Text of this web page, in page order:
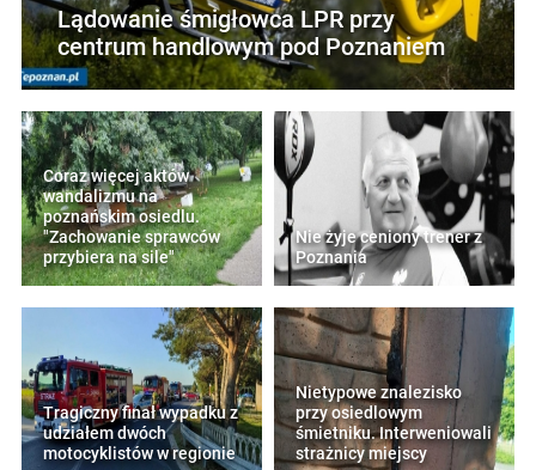
Lądowanie śmigłowca LPR przy
centrum handlowym pod Poznaniem
Coraz więcej aktów
wandalizmu na
poznańskim osiedlu.
"Zachowanie sprawców
przybiera na sile"
Nie żyje ceniony trener z
Poznania
Tragiczny finał wypadku z
udziałem dwóch
motocyklistów w regionie
Nietypowe znalezisko
przy osiedlowym
śmietniku. Interweniowali
strażnicy miejscy